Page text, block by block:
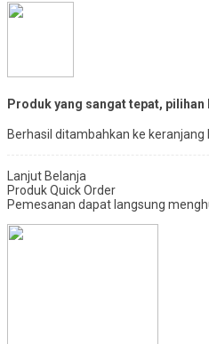
Produk yang sangat tepat, pilihan
Berhasil ditambahkan ke keranjang
Lanjut Belanja
Produk Quick Order
Pemesanan dapat langsung